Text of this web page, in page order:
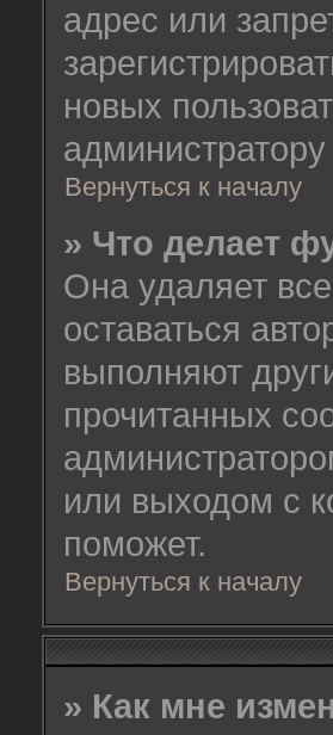
адрес или
новых
Вернуться к началу
» Что делает
Она удаляет
оставаться
выполняют
прочитанных
или выходом с
поможет.
Вернуться к началу
» Как мне